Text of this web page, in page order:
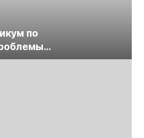
по
экспертизы